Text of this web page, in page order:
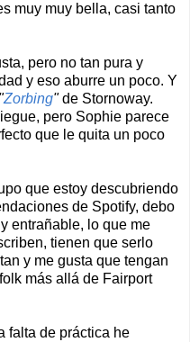
muy muy bella, casi tanto
pero no tan pura y
y eso aburre un poco. Y
"Zorbing"de Stornoway.
pero Sophie parece
que le quita un poco
que estoy descubriendo
de Spotify, debo
entrañable, lo que me
tienen que serlo
y me gusta que tengan
más allá de Fairport
falta de práctica he